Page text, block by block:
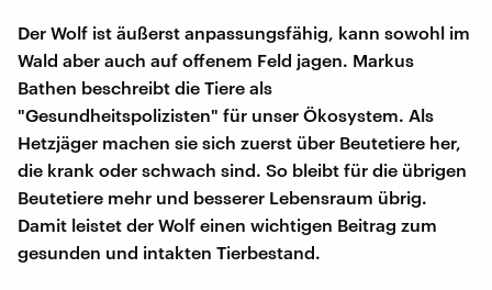
Der Wolf ist äußerst anpassungsfähig, kann sowohl im
Wald aber auch auf offenem Feld jagen. Markus
Bathen beschreibt die Tiere als
"Gesundheitspolizisten" für unser Ökosystem. Als
Hetzjäger machen sie sich zuerst über Beutetiere her,
die krank oder schwach sind. So bleibt für die übrigen
Beutetiere mehr und besserer Lebensraum übrig.
Damit leistet der Wolf einen wichtigen Beitrag zum
gesunden und intakten Tierbestand.